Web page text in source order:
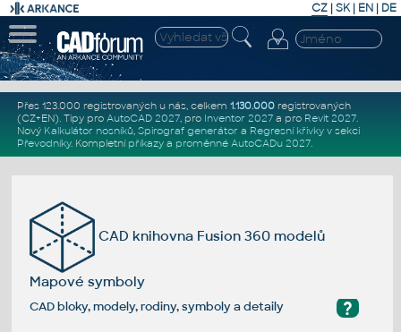
CZ | SK| EN | DE
Přes 123.000 registrovaných u nás, celkem 1.130.000registrovaných
(CZ+EN). Tipy pro AutoCAD 2027, pro Inventor 2027a pro Revit 2027.
Nový Kalkulátor nosníků, Spirograf generátor a Regresní křivkyv sekci
Převodníky. Kompletní příkazya proměnné AutoCADu 2027.
CAD knihovna Fusion 360 modelů
Mapové symboly
?
CAD bloky, modely, rodiny, symboly a detaily